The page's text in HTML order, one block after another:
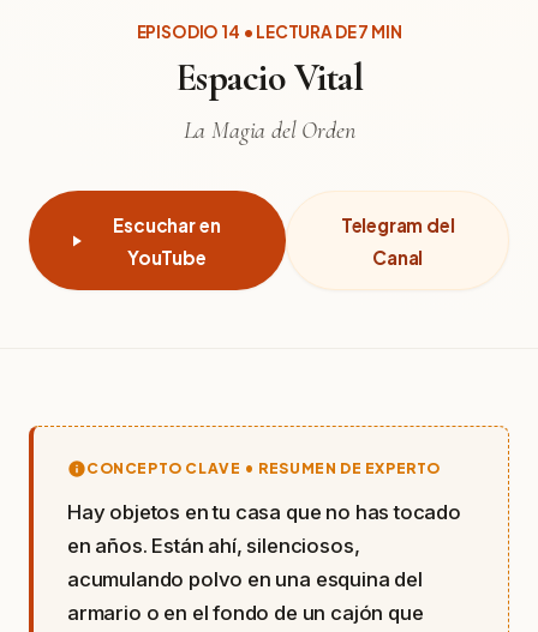
EPISODIO 14 • LECTURA DE 7 MIN
Espacio Vital
La Magia del Orden
Escuchar en
YouTube
Telegram del
Canal
CONCEPTO CLAVE • RESUMEN DE EXPERTO
Hay objetos en tu casa que no has tocado
en años. Están ahí, silenciosos,
acumulando polvo en una esquina del
armario o en el fondo de un cajón que